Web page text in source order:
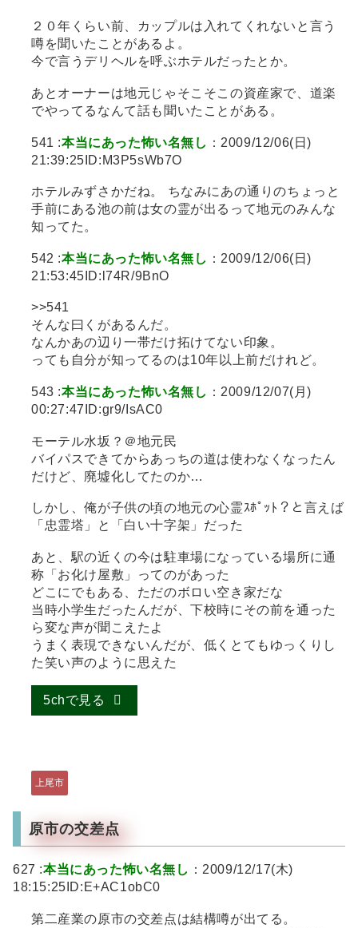
２０年くらい前、カップルは入れてくれないと言う
噂を聞いたことがあるよ。
今で言うデリヘルを呼ぶホテルだったとか。
あとオーナーは地元じゃそこそこの資産家で、道楽
でやってるなんて話も聞いたことがある。
541 :本当にあった怖い名無し ：2009/12/06(日)
21:39:25ID:M3P5sWb7O
ホテルみずさかだね。 ちなみにあの通りのちょっと
手前にある池の前は女の霊が出るって地元のみんな
知ってた。
542 :本当にあった怖い名無し ：2009/12/06(日)
21:53:45ID:l74R/9BnO
>>541
そんな曰くがあるんだ。
なんかあの辺り一帯だけ拓けてない印象。
っても自分が知ってるのは10年以上前だけれど。
543 :本当にあった怖い名無し ：2009/12/07(月)
00:27:47ID:gr9/IsAC0
モーテル水坂？＠地元民
バイパスできてからあっちの道は使わなくなったん
だけど、廃墟化してたのか…
しかし、俺が子供の頃の地元の心霊ｽﾎﾟｯﾄ？と言えば
「忠霊塔」と「白い十字架」だった
あと、駅の近くの今は駐車場になっている場所に通
称「お化け屋敷」ってのがあった
どこにでもある、ただのボロい空き家だな
当時小学生だったんだが、下校時にその前を通った
ら変な声が聞こえたよ
うまく表現できないんだが、低くとてもゆっくりし
た笑い声のように思えた
5chで見る
上尾市
原市の交差点
627 :本当にあった怖い名無し ：2009/12/17(木)
18:15:25ID:E+AC1obC0
第二産業の原市の交差点は結構噂が出てる。